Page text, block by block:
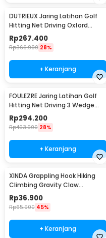
DUTRIEUX Jaring Latihan Golf
Hitting Net Driving Oxford
Durable 2M - DT23
Rp267.400
Rp366.900 28%
+ Keranjang
FOULEZRE Jaring Latihan Golf
Hitting Net Driving 3 Wedge
Pocket 2M - FL02
Rp294.200
Rp403.900 28%
+ Keranjang
XINDA Grappling Hook Hiking
Climbing Gravity Claw
Stainless Steel 304 - XD45
Rp36.900
Rp65.900 45%
+ Keranjang